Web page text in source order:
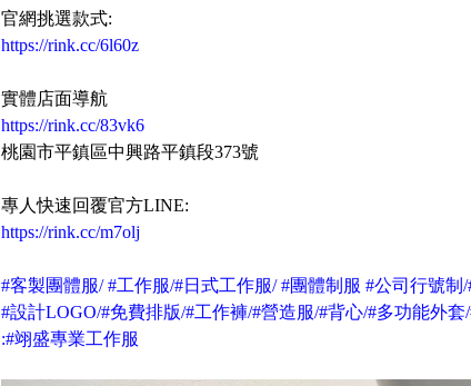
官網挑選款式:
https://rink.cc/6l60z
實體店面導航
https://rink.cc/83vk6
桃園市平鎮區中興路平鎮段373號
專人快速回覆官方LINE:
https://rink.cc/m7olj
#客製團體服/ #工作服/#日式工作服/ #團體制服 #公司行號制
#設計LOGO/#免費排版/#工作褲/#營造服/#背心/#多功能外套
:#翊盛專業工作服